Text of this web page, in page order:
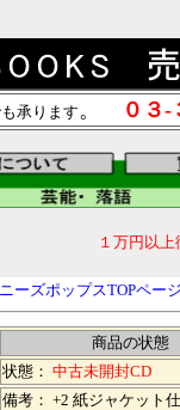
承ります。 ０３
１万円以
ーズポップスTOPペー
商品の状態
状態： 中古未開封CD
備考： +2 紙ジャケット